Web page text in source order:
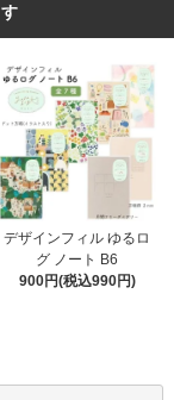
デザインフィル ゆるロ
グ ノート B6
900円(税込990円)